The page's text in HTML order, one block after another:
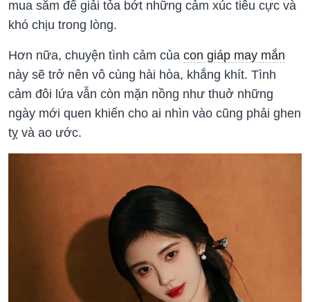
mua sắm để giải tỏa bớt những cảm xúc tiêu cực và
khó chịu trong lòng.
Hơn nữa, chuyện tình cảm của con giáp may mắn
này sẽ trở nên vô cùng hài hòa, khắng khít. Tình
cảm đôi lứa vẫn còn mặn nồng như thuở những
ngày mới quen khiến cho ai nhìn vào cũng phải ghen
tỵ và ao ước.